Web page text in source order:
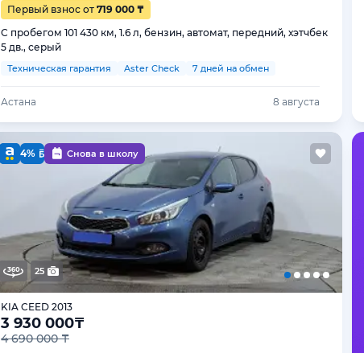
Первый взнос от 719 000 ₸
С пробегом 101 430 км, 1.6 л, бензин, автомат, передний, хэтчбек
5 дв., серый
Техническая гарантия Aster Check 7 дней на обмен
Астана 8 августа
4% Снова в школу
25
KIA CEED 2013
3 930 000₸
4 690 000 ₸